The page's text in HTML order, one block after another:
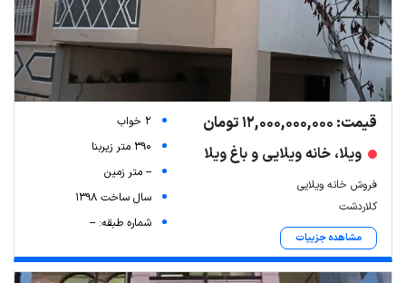
قیمت: 12,000,000,000 تومان
ویلا، خانه ویلایی و باغ ویلا
فروش خانه ویلایی
کلاردشت
مشاهده جزییات
2 خواب
390 متر زیربنا
-- متر زمین
سال ساخت 1398
شماره طبقه: --